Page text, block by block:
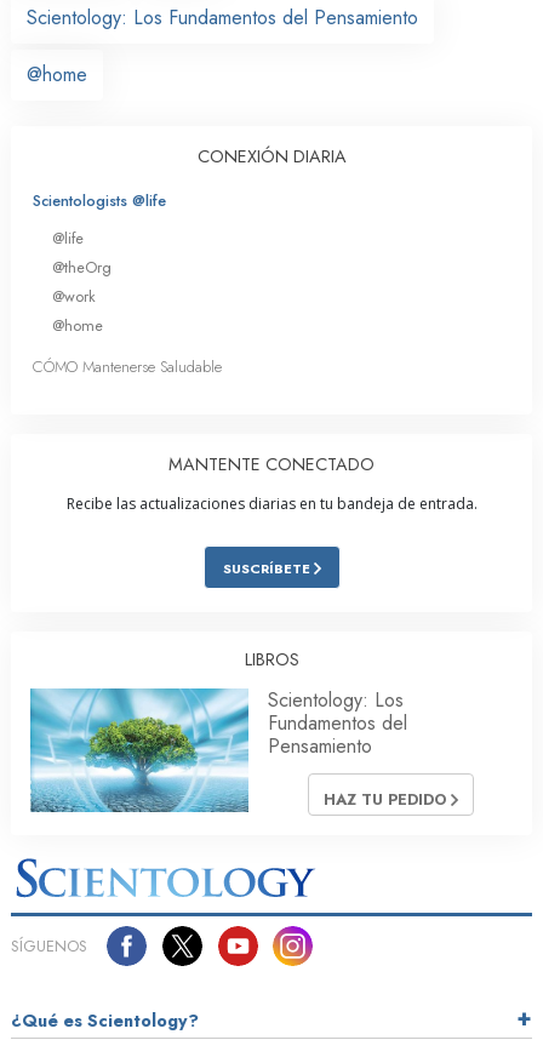
Scientology: Los Fundamentos del Pensamiento
@home
CONEXIÓN DIARIA
Scientologists @life
@life
@theOrg
@work
@home
CÓMO Mantenerse Saludable
MANTENTE CONECTADO
Recibe las actualizaciones diarias en tu bandeja de entrada.
SUSCRÍBETE
LIBROS
Scientology: Los
Fundamentos del
Pensamiento
HAZ TU PEDIDO
SÍGUENOS
¿Qué es Scientology?